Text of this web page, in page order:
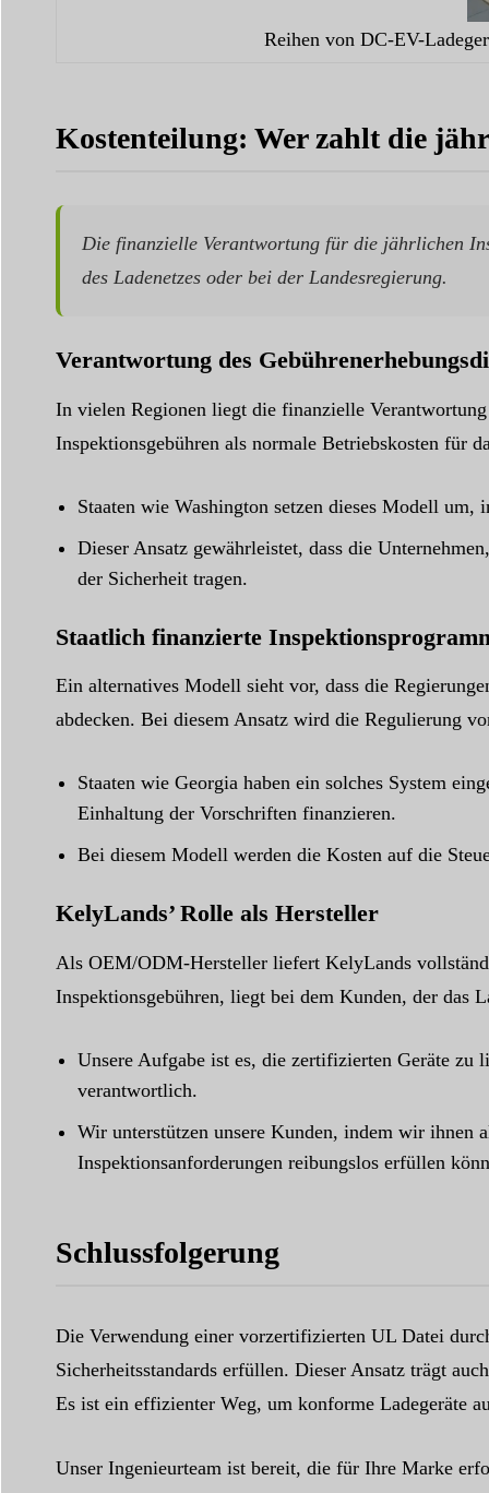
Reihen von DC-EV-
Kostenteilung: Wer zahlt die
Die finanzielle Verantwortung für die jährlichen
des Ladenetzes oder bei der Landesregierung.
Verantwortung des
In vielen Regionen liegt die finanzielle
Inspektionsgebühren als normale Betriebskosten für
Staaten wie Washington setzen dieses Modell
Dieser Ansatz gewährleistet, dass die
der Sicherheit tragen.
Staatlich finanzierte
Ein alternatives Modell sieht vor, dass die
abdecken. Bei diesem Ansatz wird die Regulierung
Staaten wie Georgia haben ein solches System
Einhaltung der Vorschriften finanzieren.
Bei diesem Modell werden die Kosten auf die
KelyLands’ Rolle als Hersteller
Als OEM/ODM-Hersteller liefert KelyLands
Inspektionsgebühren, liegt bei dem Kunden, der das
Unsere Aufgabe ist es, die zertifizierten Geräte zu
verantwortlich.
Wir unterstützen unsere Kunden, indem wir ihnen
Inspektionsanforderungen reibungslos erfüllen
Schlussfolgerung
Die Verwendung einer vorzertifizierten UL Datei
Sicherheitsstandards erfüllen. Dieser Ansatz trägt
Es ist ein effizienter Weg, um konforme Ladegeräte
Unser Ingenieurteam ist bereit, die für Ihre Marke